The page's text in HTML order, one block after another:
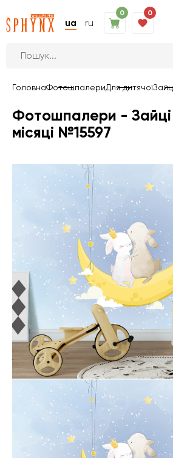
ua ru
0 0
ГоловнаФотошпалериДля дитячої
Фотошпалери -
місяці №15597